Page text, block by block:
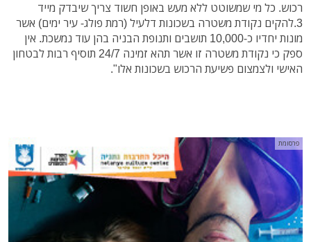
רכוש. כל מי שמשוטט ללא מעש באופן חשוד צריך שיבדק מייד
3.להקים נקודת משטרה בשכונות דלעיל (רמת פולג- עיר ימים) אשר
מונות יחדיו כ-10,000 תושבים ותנופת הבניה בהן עוד נמשכת. אין
ספק כי נקודת משטרה זו אשר תהא זמינה 24/7 תוסיף רבות לבטחון
האישי ולצמצום פשיעת הרכוש בשכונות אלו".
פרסומת